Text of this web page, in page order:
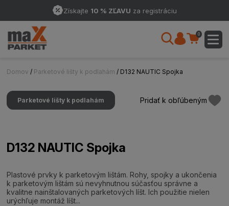
Získajte 10 % ZĽAVU za registráciu
0
Domov / Parketové lišty k podlahám / D132 NAUTIC Spojka
Parketové lišty k podlahám Pridať k obľúbeným
D132 NAUTIC Spojka
Plastové prvky k parketovým lištám. Rohy, spojky a ukončenia
k parketovým lištám sú nevyhnutnou súčasťou správne a
kvalitne nainštalovaných parketových líšt. Ich použitie nielen
urýchľuje montáž líšt...